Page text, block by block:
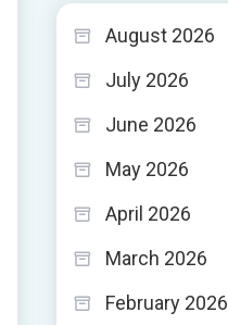
August 2026
July 2026
June 2026
May 2026
April 2026
March 2026
February 2026